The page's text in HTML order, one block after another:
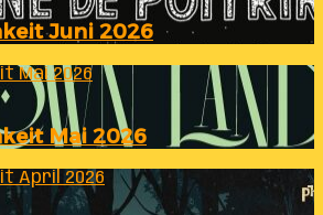
Juni 2026
Mai 2026
Mai 2026
April 2026